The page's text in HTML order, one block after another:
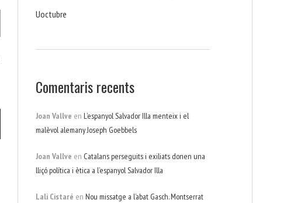
Uoctubre
Comentaris recents
Joan Vallve en L’espanyol Salvador Illa menteix i el
malèvol alemany Joseph Goebbels
Joan Vallve en Catalans perseguits i exiliats donen una
lliçó política i ètica a l’espanyol Salvador Illa
Lali Cistaré en Nou missatge a l’abat Gasch. Montserrat